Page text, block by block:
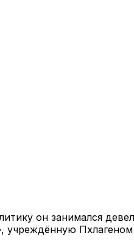
он занимался
учреждённую